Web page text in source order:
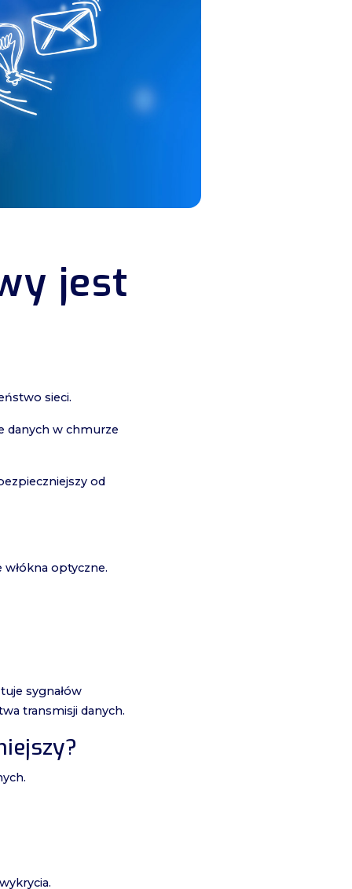
jest
sieci.
danych w chmurze
od
optyczne.
sygnałów
transmisji danych.